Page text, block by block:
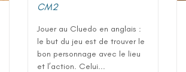
CM2
Jouer au Cluedo en anglais :
le but du jeu est de trouver le
bon personnage avec le lieu
et l’action. Celui...